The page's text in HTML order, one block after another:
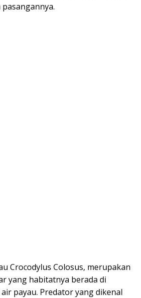
Crocodylus Colosus, merupakan
yang habitatnya berada di
payau. Predator yang dikenal